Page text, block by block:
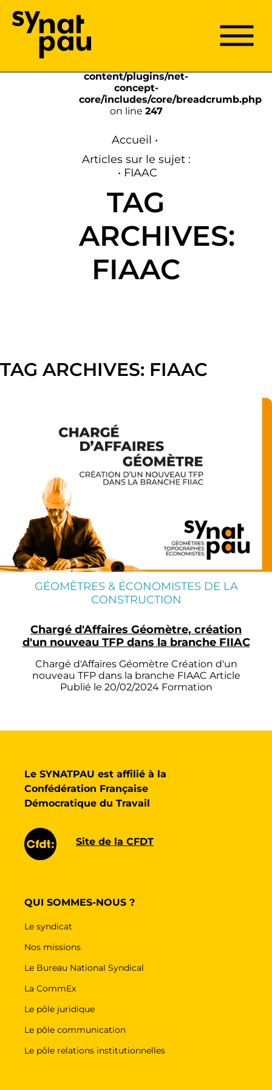
Passer
Menu
Menu
string conversion in
content/plugins/net-
concept-
core/includes/core/breadcrumb.php
on line 247
Accueil •
Articles sur le sujet :
• FIAAC
TAG
ARCHIVES:
FIAAC
TAG ARCHIVES: FIAAC
GÉOMÈTRES & ÉCONOMISTES DE LA
CONSTRUCTION
Chargé d'Affaires Géomètre, création
d'un nouveau TFP dans la branche FIIAC
Chargé d'Affaires Géomètre Création d'un
nouveau TFP dans la branche FIAAC Article
Publié le 20/02/2024 Formation
Le SYNATPAU est affilié à la
Confédération Française
Démocratique du Travail
Site de la CFDT
QUI SOMMES-NOUS ?
Le syndicat
Nos missions
Le Bureau National Syndical
La CommEx
Le pôle juridique
Le pôle communication
Le pôle relations institutionnelles